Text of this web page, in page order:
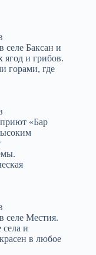
селе Баксан и
ягод и грибов.
горами, где
«Бар
селе Местия.
и
в любое